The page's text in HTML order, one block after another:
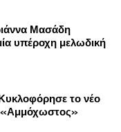
Μασάδη
υπέροχη μελωδική
το νέο
«Αμμόχωστος»